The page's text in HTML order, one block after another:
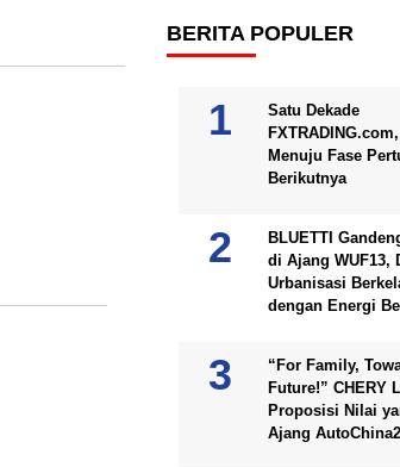
BERITA POPULER
Satu Dekade
Menuju Fase
Berikutnya
BLUETTI
di Ajang WUF13,
Urbanisasi
dengan Energi
“For Family,
Future!” CHERY
Proposisi Nilai
Ajang